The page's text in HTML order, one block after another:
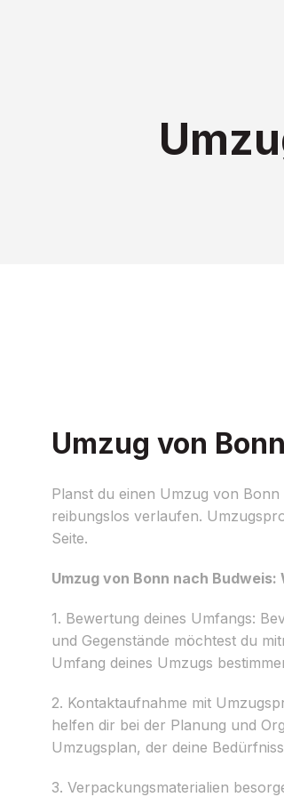
Umzug von
Planst du einen Umzug von
reibungslos verlaufen.
Seite.
Umzug von Bonn nach
1. Bewertung deines Umfangs:
und Gegenstände möchtest du
Umfang deines Umzugs
2. Kontaktaufnahme mit
helfen dir bei der Planung und
Umzugsplan, der deine
3. Verpackungsmaterialien